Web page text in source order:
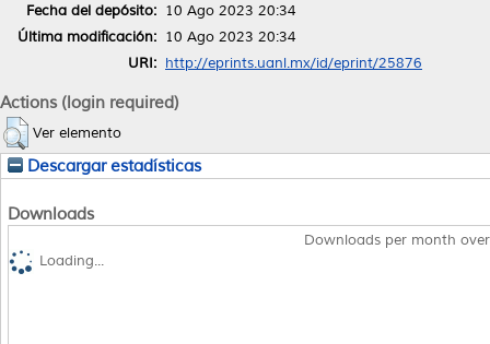
Fecha del depósito: 10 Ago 2023 20:34
Última modificación: 10 Ago 2023 20:34
URI: http://eprints.uanl.mx/id/eprint/25876
Actions (login required)
Ver elemento
Descargar estadísticas
Downloads
Downloads per month
Loading...